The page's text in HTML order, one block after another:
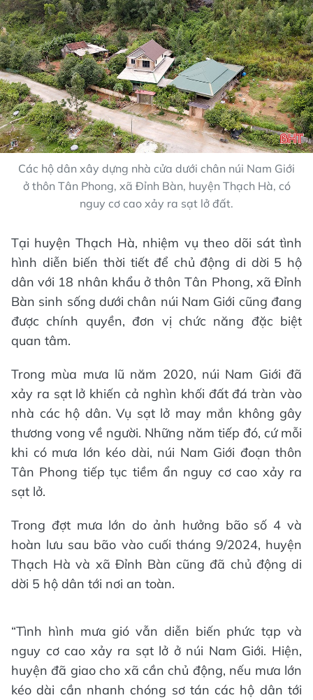
Các hộ dân xây dựng nhà cửa dưới chân núi Nam Giới
ở thôn Tân Phong, xã Đỉnh Bàn, huyện Thạch Hà, có
nguy cơ cao xảy ra sạt lở đất.
Tại huyện Thạch Hà, nhiệm vụ theo dõi sát tình
hình diễn biến thời tiết để chủ động di dời 5 hộ
dân với 18 nhân khẩu ở thôn Tân Phong, xã Đỉnh
Bàn sinh sống dưới chân núi Nam Giới cũng đang
được chính quyền, đơn vị chức năng đặc biệt
quan tâm.
Trong mùa mưa lũ năm 2020, núi Nam Giới đã
xảy ra sạt lở khiến cả nghìn khối đất đá tràn vào
nhà các hộ dân. Vụ sạt lở may mắn không gây
thương vong về người. Những năm tiếp đó, cứ mỗi
khi có mưa lớn kéo dài, núi Nam Giới đoạn thôn
Tân Phong tiếp tục tiềm ẩn nguy cơ cao xảy ra
sạt lở.
Trong đợt mưa lớn do ảnh hưởng bão số 4 và
hoàn lưu sau bão vào cuối tháng 9/2024, huyện
Thạch Hà và xã Đỉnh Bàn cũng đã chủ động di
dời 5 hộ dân tới nơi an toàn.
“Tình hình mưa gió vẫn diễn biến phức tạp và
nguy cơ cao xảy ra sạt lở ở núi Nam Giới. Hiện,
huyện đã giao cho xã cần chủ động, nếu mưa lớn
kéo dài cần nhanh chóng sơ tán các hộ dân tới